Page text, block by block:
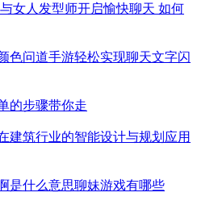
女人发型师开启愉快聊天 如何
色问道手游轻松实现聊天文字闪
的步骤带你走
建筑行业的智能设计与规划应用
是什么意思聊妹游戏有哪些